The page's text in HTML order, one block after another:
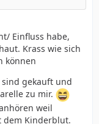
Einfluss habe,
Krass wie sich
können
sind gekauft und
zu mir.
weil
dem Kinderblut.